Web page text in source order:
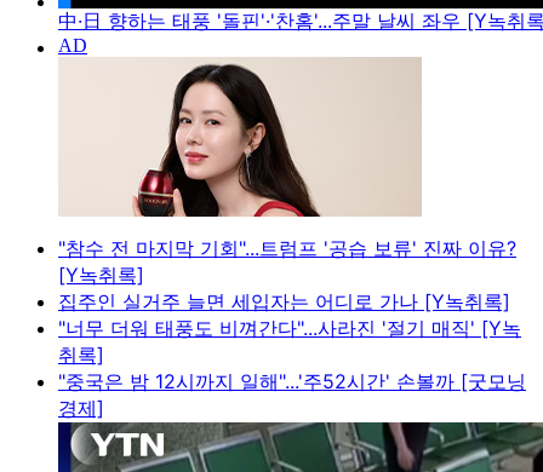
中·日 향하는 태풍 '돌핀'·'찬홈'...주말 날씨 좌우 [Y녹취
"참수 전 마지막 기회"...트럼프 '공습 보류' 진짜 이유?
[Y녹취록]
집주인 실거주 늘면 세입자는 어디로 가나 [Y녹취록]
"너무 더워 태풍도 비껴간다"...사라진 '절기 매직' [Y녹
취록]
"중국은 밤 12시까지 일해"...'주52시간' 손볼까 [굿모닝
경제]